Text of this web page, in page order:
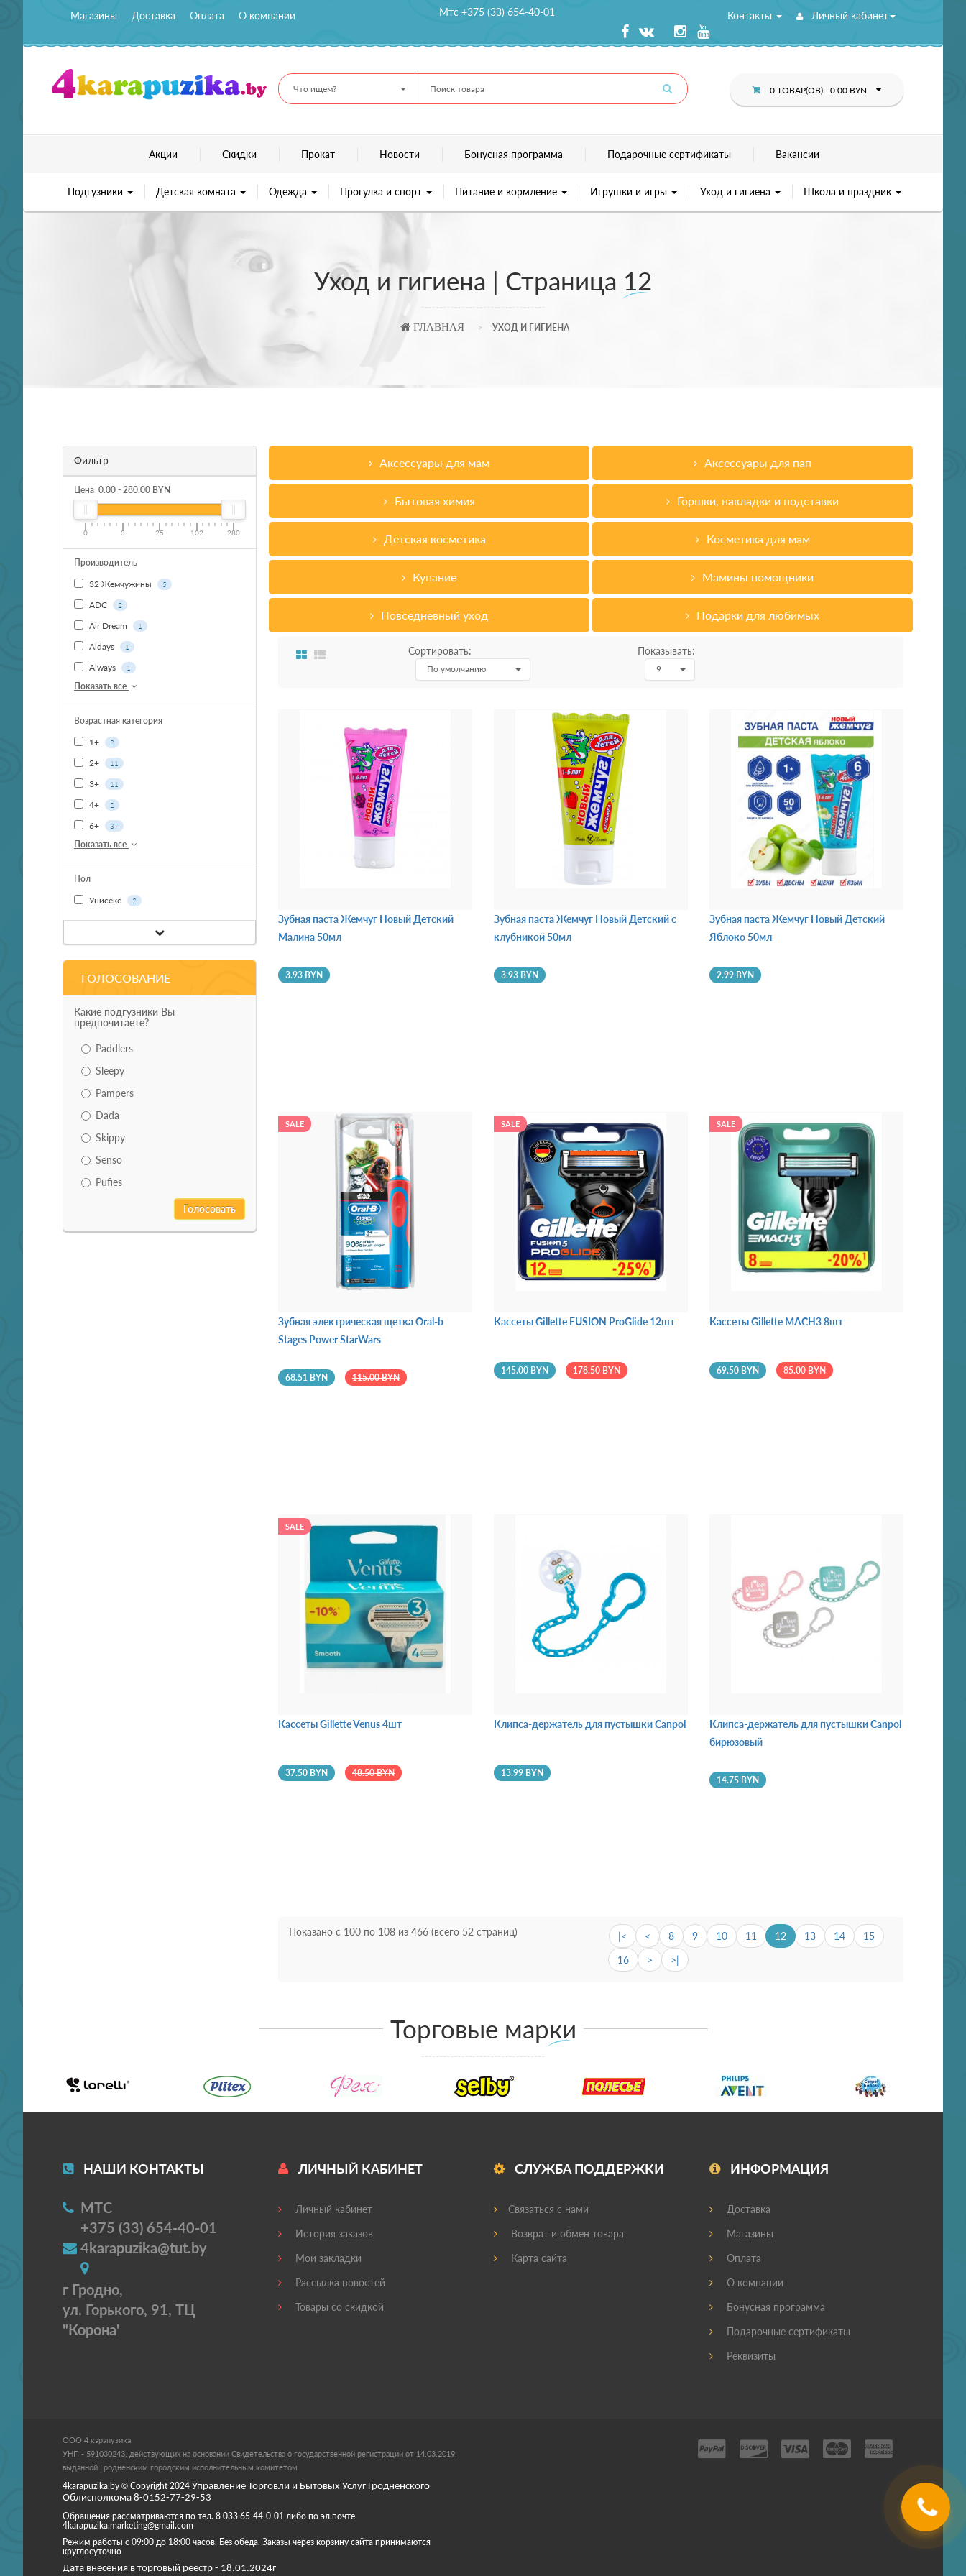
Магазины Доставка Оплата О компании Мтс +375 (33) 654-40-01 Контакты Личный кабинет
Что ищем? 0 ТОВАР(ОВ) - 0.00 BYN
Акции Скидки Прокат Новости Бонусная программа Подарочные сертификаты Вакансии
Подгузники Детская комната Одежда Прогулка и спорт Питание и кормление Игрушки и игры Уход и гигиена Школа и праздник
Уход и гигиена | Страница 12
ГЛАВНАЯ УХОД И ГИГИЕНА
Фильтр
Цена 0.00 - 280.00 BYN
0 3 25 102 280
Производитель
32 Жемчужины
5
ADC 2
Air Dream 1
Aldays 1
Always 1
Показать все
Возрастная категория
1+
2
2+ 11
3+ 11
4+ 2
6+ 37
Показать все
Пол
Унисекс
2
ГОЛОСОВАНИЕ
Какие подгузники Вы
предпочитаете?
Paddlers
Sleepy
Pampers
Dada
Skippy
Senso
Pufies
Аксессуары для мам Аксессуары для пап
Бытовая химия Горшки, накладки и подставки
Детская косметика Косметика для мам
Купание Мамины помощники
Повседневный уход Подарки для любимых
Сортировать:
По умолчанию
Показывать:
9
Зубная паста Жемчуг Новый Детский
Малина 50мл
3.93 BYN
Зубная паста Жемчуг Новый Детский с
клубникой 50мл
3.93 BYN
Зубная паста Жемчуг Новый Детский
Яблоко 50мл
2.99 BYN
SALE
Зубная электрическая щетка Oral-b
Stages Power StarWars
68.51 BYN 115.00 BYN
SALE
Кассеты Gillette FUSION ProGlide 12шт
145.00 BYN 178.50 BYN
SALE
Кассеты Gillette MACH3 8шт
69.50 BYN 85.00 BYN
SALE
Кассеты Gillette Venus 4шт
37.50 BYN 48.50 BYN
Клипса-держатель для пустышки Canpol
13.99 BYN
Клипса-держатель для пустышки Canpol
бирюзовый
14.75 BYN
Показано с 100 по 108 из 466 (всего 52 страниц) |< < 8 9 10 11 12 13 14
15
16
> >|
Торговые марки
НАШИ КОНТАКТЫ
МТС
+375 (33) 654-40-01
4karapuzika@tut.by
г Гродно,
ул. Горького, 91, ТЦ
"Корона'
ЛИЧНЫЙ КАБИНЕТ
Личный кабинет
История заказов
Мои закладки
Рассылка новостей
Товары со скидкой
СЛУЖБА ПОДДЕРЖКИ
Связаться с нами
Возврат и обмен товара
Карта сайта
ИНФОРМАЦИЯ
Доставка
Магазины
Оплата
О компании
Бонусная программа
Подарочные сертификаты
Реквизиты
ООО 4 карапузика
УНП - 591030243, действующих на основании Свидетельства о государственной регистрации от 14.03.2019,
выданной Гродненским городским исполнительным комитетом
4karapuzika.by © Copyright 2024 Управление Торговли и Бытовых Услуг Гродненского
Облисполкома 8-0152-77-29-53
Обращения рассматриваются по тел. 8 033 65-44-0-01 либо по эл.почте
4karapuzika.marketing@gmail.com
Режим работы с 09:00 до 18:00 часов. Без обеда. Заказы через корзину сайта принимаются
круглосуточно
Дата внесения в торговый реестр - 18.01.2024г